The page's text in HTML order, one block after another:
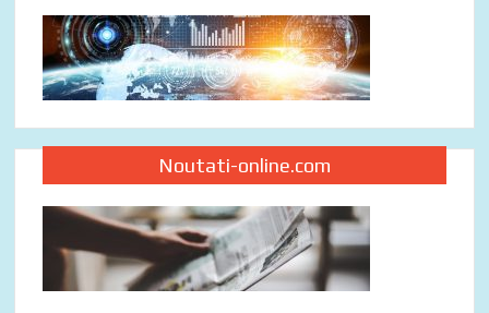
Noutati-online.com